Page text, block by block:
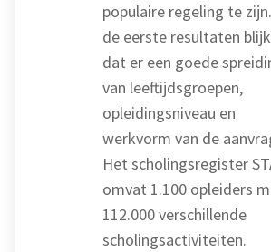
populaire regeling te
de eerste resultaten
dat er een goede
van leeftijdsgroepen,
opleidingsniveau en
werkvorm van de
Het scholingsregister
omvat 1.100 opleiders
112.000 verschillende
scholingsactiviteiten.